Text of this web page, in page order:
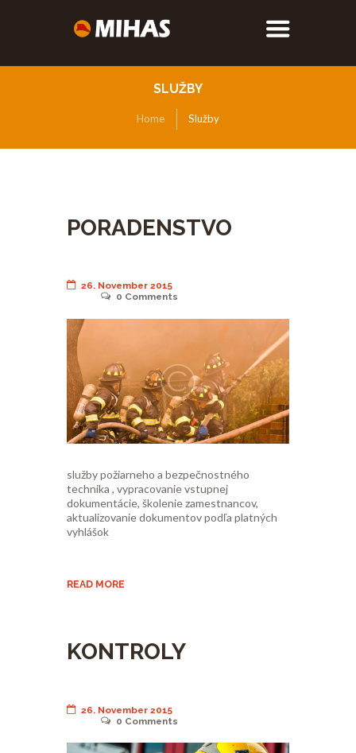
SLUŽBY
Home Služby
PORADENSTVO
26. November 2015
0 Comments
služby požiarneho a bezpečnostného
technika , vypracovanie vstupnej
dokumentácie, školenie zamestnancov,
aktualizovanie dokumentov podľa platných
vyhlášok
READ MORE
KONTROLY
26. November 2015
0 Comments